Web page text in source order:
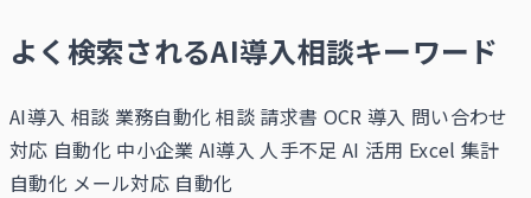
よく検索されるAI導入相談キーワード
AI導入 相談 業務自動化 相談 請求書 OCR 導入 問い合わせ
対応 自動化 中小企業 AI導入 人手不足 AI 活用 Excel 集計
自動化 メール対応 自動化